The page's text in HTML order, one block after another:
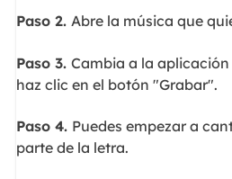
Paso 2. Abre la música que
Paso 3. Cambia a la
haz clic en el botón "Grabar".
Paso 4. Puedes empezar a
parte de la letra.